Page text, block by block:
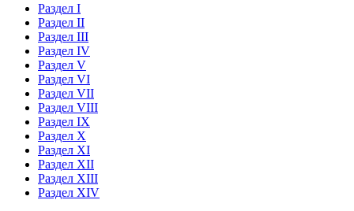
Раздел I
Раздел II
Раздел III
Раздел IV
Раздел V
Раздел VI
Раздел VII
Раздел VIII
Раздел IX
Раздел X
Раздел XI
Раздел XII
Раздел XIII
Раздел XIV